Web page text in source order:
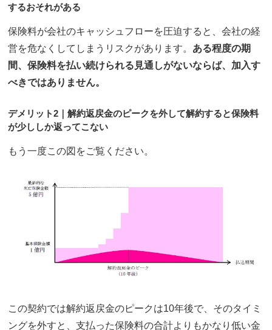
するおそれがある
保険料が会社のキャッシュフローを圧迫すると、会社の経
営を危なくしてしまうリスクがあります。 ある程度の期
間、保険料を払い続けられる見通しがないならば、加入す
べきではありません。
デメリット2｜解約返戻金のピークを外して解約すると保険料
が少ししか返ってこない
もう一度この図をご覧ください。
この契約では解約返戻金のピークは10年後で、そのタイミ
ングを外すと、支払った保険料の合計よりもかなり低い金